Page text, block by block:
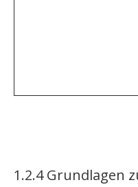
1.2.4 Grundlagen